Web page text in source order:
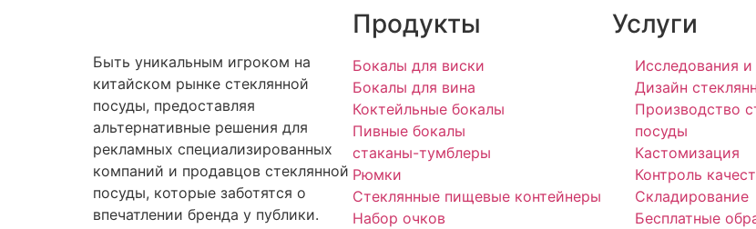
Быть уникальным игроком на
китайском рынке стеклянной
посуды, предоставляя
альтернативные решения для
рекламных специализированных
компаний и продавцов стеклянной
посуды, которые заботятся о
впечатлении бренда у публики.
Продукты
Бокалы для виски
Бокалы для вина
Коктейльные бокалы
Пивные бокалы
стаканы-тумблеры
Рюмки
Стеклянные пищевые контейнеры
Набор очков
Услуги
Исследования и
Дизайн
Производство
посуды
Кастомизация
Контроль
Складирование
Бесплатные